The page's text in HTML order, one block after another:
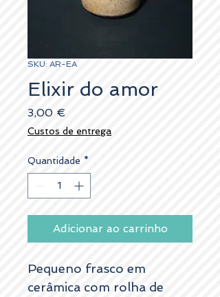
SKU: AR-EA
Elixir do amor
3,00 €
Custos de entrega
Quantidade *
Adicionar ao carrinho
Pequeno frasco em
cerâmica com rolha de